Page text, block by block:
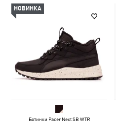
НОВИНКА
Ботинки Pacer Next SB WTR